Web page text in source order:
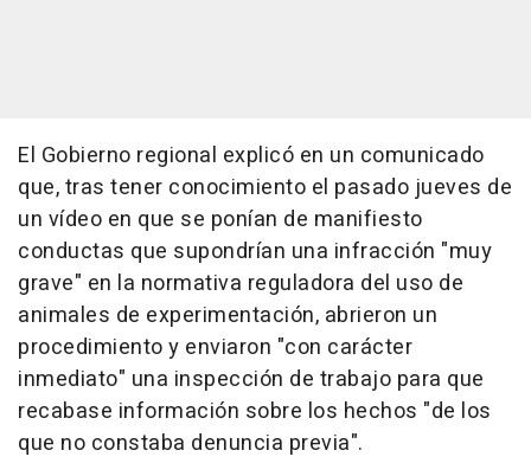
El Gobierno regional explicó en un comunicado
que, tras tener conocimiento el pasado jueves de
un vídeo en que se ponían de manifiesto
conductas que supondrían una infracción "muy
grave" en la normativa reguladora del uso de
animales de experimentación, abrieron un
procedimiento y enviaron "con carácter
inmediato" una inspección de trabajo para que
recabase información sobre los hechos "de los
que no constaba denuncia previa".